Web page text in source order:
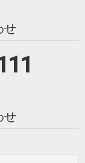
せ
せ